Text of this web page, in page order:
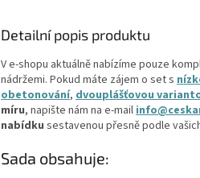
Detailní popis produktu
V e-shopu aktuálně nabízíme pouze
nádržemi. Pokud máte zájem o set s
obetonování, dvouplášťovou
míru, napište nám na e-mail
nabídku sestavenou přesně podle
Sada obsahuje: